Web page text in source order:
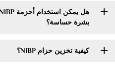
بشرة حساسة؟
كيفية تخزين حزام NIBP؟